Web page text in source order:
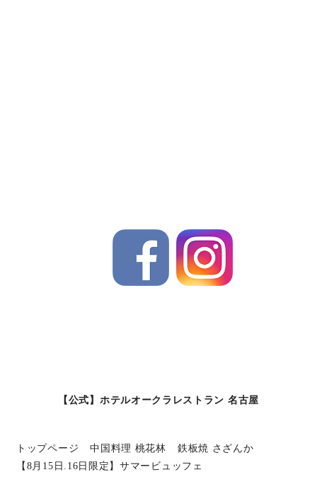
【公式】ホテルオークラレストラン 名古屋
トップページ 中国料理 桃花林
鉄板焼 さざんか
【8月15日.16日限定】サマービュッフェ